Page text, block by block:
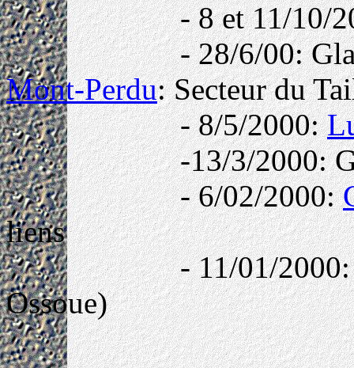
- 8 et 11/10/
-28/6/00:
Mont-Perdu: Secteur du
- 8/5/2000:
-13/3/2000:
- 6/02/2000:
liens
- 11/01/2000:
Ossoue)